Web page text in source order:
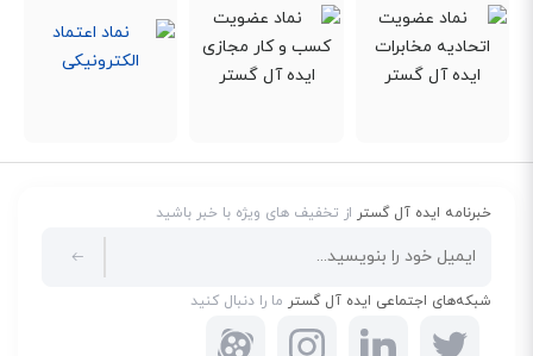
خبرنامه ایده آل گستراز تخفیف های ویژه با خبر باشید
شبکه‌های اجتماعی ایده آل گسترما را دنبال کنید